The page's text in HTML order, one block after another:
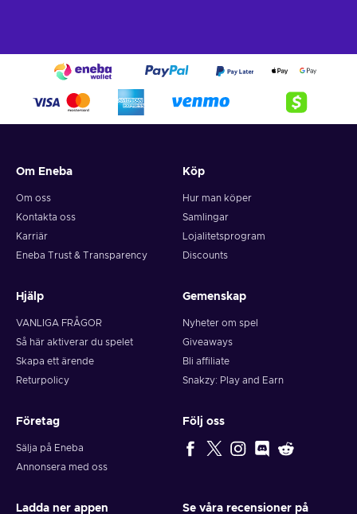
Om Eneba
Om oss
Kontakta oss
Karriär
Eneba Trust & Transparency
Köp
Hur man köper
Samlingar
Lojalitetsprogram
Discounts
Hjälp
VANLIGA FRÅGOR
Så här aktiverar du spelet
Skapa ett ärende
Returpolicy
Gemenskap
Nyheter om spel
Giveaways
Bli affiliate
Snakzy: Play and Earn
Företag
Sälja på Eneba
Annonsera med oss
Följ oss
Ladda ner appen Se våra recensioner på